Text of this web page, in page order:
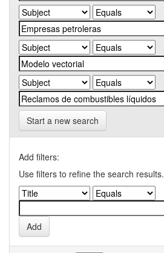
Start a new search
Add filters:
Use filters to refine the search results.